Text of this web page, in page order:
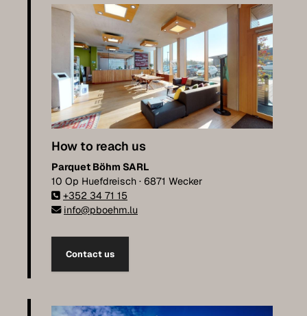
How to reach us
Parquet Böhm SARL
10 Op Huefdreisch · 6871 Wecker
+352 34 71 15
info@pboehm.lu
Contact us